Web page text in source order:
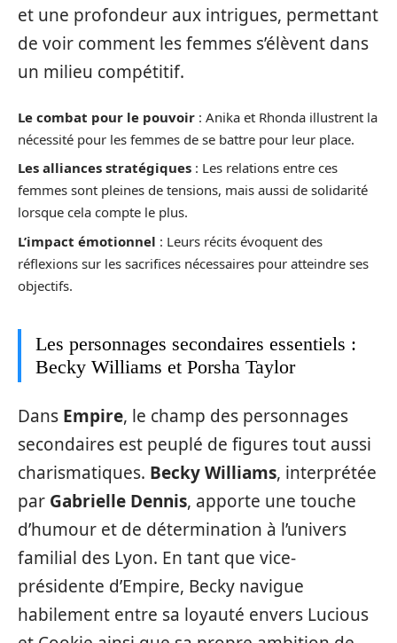
et une profondeur aux intrigues, permettant
de voir comment les femmes s’élèvent dans
un milieu compétitif.
Le combat pour le pouvoir : Anika et Rhonda illustrent la
nécessité pour les femmes de se battre pour leur place.
Les alliances stratégiques : Les relations entre ces
femmes sont pleines de tensions, mais aussi de solidarité
lorsque cela compte le plus.
L’impact émotionnel : Leurs récits évoquent des
réflexions sur les sacrifices nécessaires pour atteindre ses
objectifs.
Les personnages secondaires essentiels :
Becky Williams et Porsha Taylor
Dans Empire, le champ des personnages
secondaires est peuplé de figures tout aussi
charismatiques. Becky Williams, interprétée
par Gabrielle Dennis, apporte une touche
d’humour et de détermination à l’univers
familial des Lyon. En tant que vice-
présidente d’Empire, Becky navigue
habilement entre sa loyauté envers Lucious